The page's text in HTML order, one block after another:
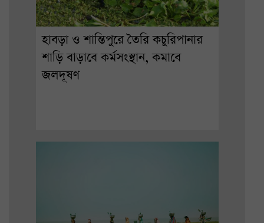
হাবড়া ও শান্তিপুরে তৈরি কচুরিপানার
শাড়ি বাড়াবে কর্মসংস্থান, কমাবে
জলদূষণ